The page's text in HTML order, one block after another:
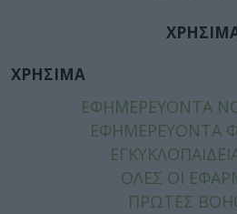
ΧΡΗΣΙΜΑ
ΕΦΗΜΕΡΕΥΟΝΤΑ
ΕΦΗΜΕΡΕΥΟΝΤΑ
ΟΛΕΣ ΟΙ
ΠΡΩΤΕΣ